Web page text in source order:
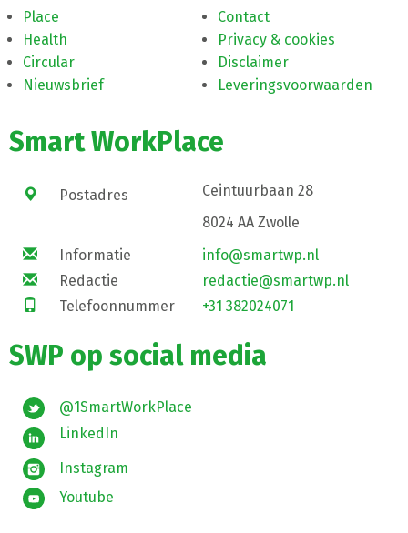
Place
Health
Circular
Nieuwsbrief
Contact
Privacy & cookies
Disclaimer
Leveringsvoorwaarden
Smart WorkPlace
Postadres
Ceintuurbaan 28
8024 AA Zwolle
Informatie
info@smartwp.nl
Redactie
redactie@smartwp.nl
Telefoonnummer
+31 382024071
SWP op social media
@1SmartWorkPlace
LinkedIn
Instagram
Youtube